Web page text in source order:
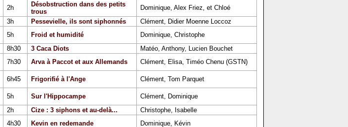
2h
Désobstruction dans des petits
trous
Dominique, Alex Friez, et Chloé
3h Pessevielle, ils sont siphonnés
Clément, Didier Moenne Loccoz
5h Froid et humidité
Dominique, Christophe
8h30 3 Caca Diots
Matéo, Anthony, Lucien Bouchet
7h30 Arva à Paccot et aux Allemands
Clément, Elisa, Timéo Chenu (GSTN)
6h45 Frigorifié à l'Ange
Clément, Tom Parquet
5h Sur l'Hippocampe
Clément, Dominique
2h Cize : 3 siphons et au-delà...
Christophe, Isabelle
4h30 Kevin en redemande Dominique, Kévin